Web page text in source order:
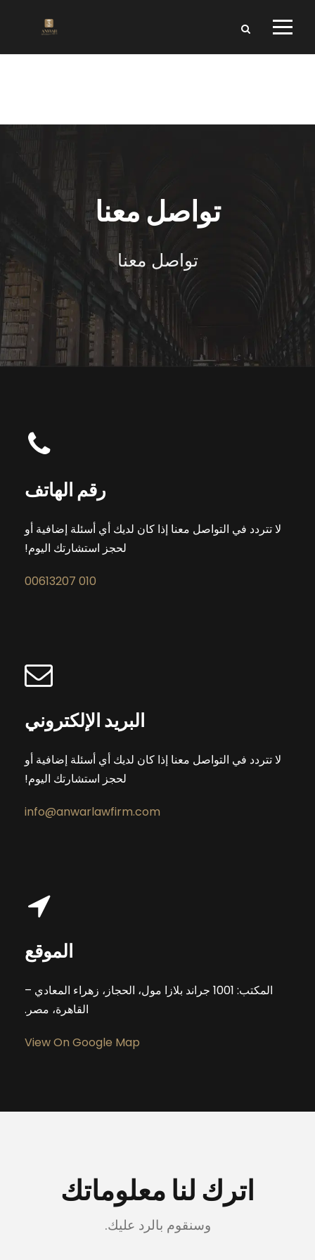
تواصل معنا
تواصل معنا
رقم الهاتف
لا تتردد في التواصل معنا إذا كان لديك أي أسئلة إضافية أو
لحجز استشارتك اليوم!
010 00613207
البريد الإلكتروني
لا تتردد في التواصل معنا إذا كان لديك أي أسئلة إضافية أو
لحجز استشارتك اليوم!
info@anwarlawfirm.com
الموقع
المكتب: 1001 جراند بلازا مول، الحجاز، زهراء المعادي –
القاهرة، مصر.
View On Google Map
اترك لنا معلوماتك
وسنقوم بالرد عليك.